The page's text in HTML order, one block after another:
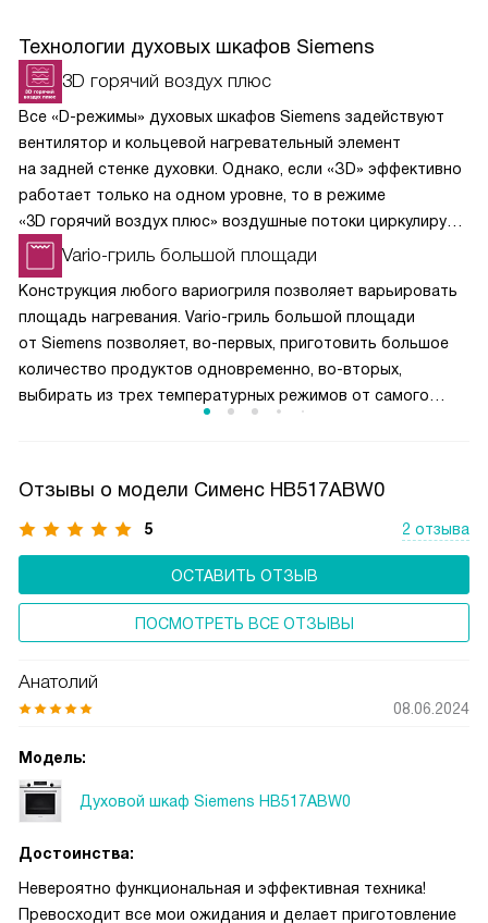
Технологии духовых шкафов Siemens
3D горячий воздух плюс
Все «D-режимы» духовых шкафов Siemens задействуют
вентилятор и кольцевой нагревательный элемент
на задней стенке духовки. Однако, если «ЗD» эффективно
работает только на одном уровне, то в режиме
«3D горячий воздух плюс» воздушные потоки циркулируют
по всему внутреннему объему духового шкафа. Можно
готовить несколько блюд одновременно или
использовать духовку вместо специальной сушилки для
ягод, фруктов, овощей и грибов.
Vario-гриль большой площади
Конструкция любого вариогриля позволяет варьировать
площадь нагревания. Vario-гриль большой площади
от Siemens позволяет, во-первых, приготовить большое
количество продуктов одновременно, во-вторых,
выбирать из трех температурных режимов от самого
Отзывы о модели Сименс HB517ABW0
5 2 отзыва
ОСТАВИТЬ ОТЗЫВ
ПОСМОТРЕТЬ ВСЕ ОТЗЫВЫ
Анатолий
08.06.2024
Модель:
Духовой шкаф Siemens HB517ABW0
Достоинства:
Невероятно функциональная и эффективная техника!
Превосходит все мои ожидания и делает приготовление